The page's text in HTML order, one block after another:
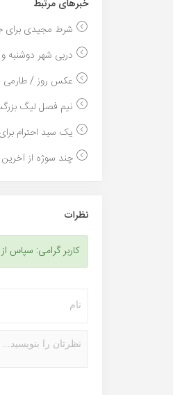
خبر‌های مرتبط
شرط مجیدی برای
دربی شهر دوشنبه
عکس روز / طارمی
نیم فصل لیگ
یک سبد احترام
چند سوژه از آخرین
نظرات
کاربر گرامی: سپاس